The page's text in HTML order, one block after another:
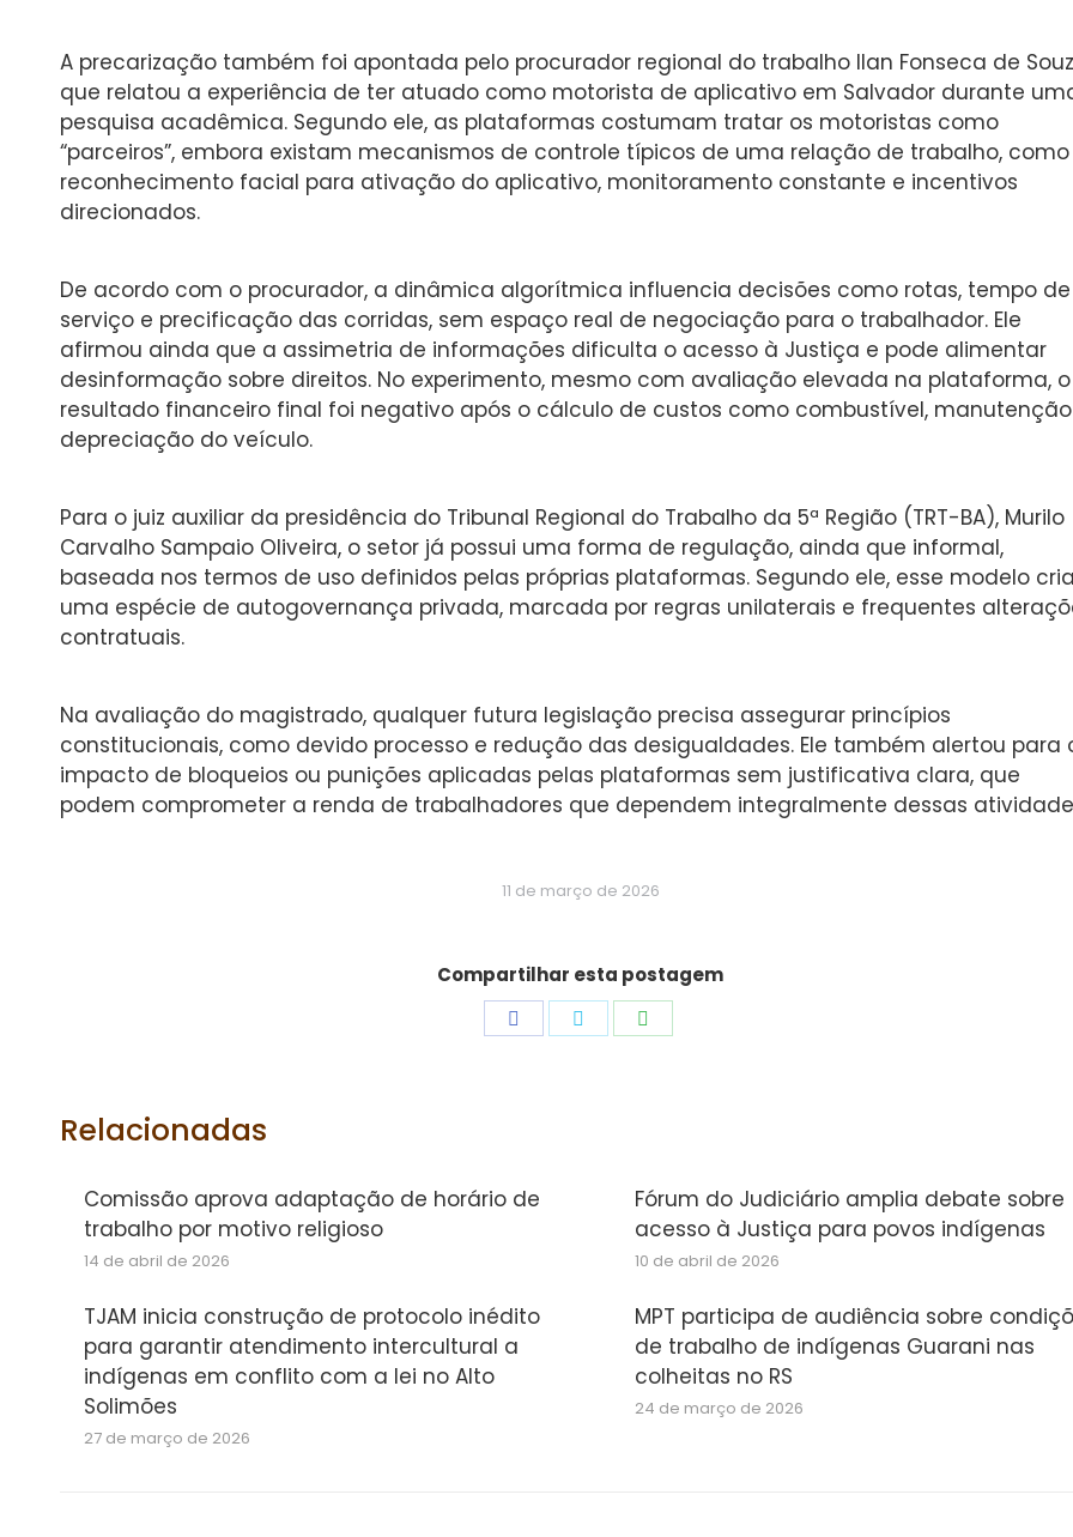
A precarização também foi apontada pelo procurador regional do trabalho Ilan Fonseca de
que relatou a experiência de ter atuado como motorista de aplicativo em Salvador durante
pesquisa acadêmica. Segundo ele, as plataformas costumam tratar os motoristas como
“parceiros”, embora existam mecanismos de controle típicos de uma relação de trabalho, como
reconhecimento facial para ativação do aplicativo, monitoramento constante e incentivos
direcionados.
De acordo com o procurador, a dinâmica algorítmica influencia decisões como rotas, tempo de
serviço e precificação das corridas, sem espaço real de negociação para o trabalhador. Ele
afirmou ainda que a assimetria de informações dificulta o acesso à Justiça e pode alimentar
desinformação sobre direitos. No experimento, mesmo com avaliação elevada na plataforma, o
resultado financeiro final foi negativo após o cálculo de custos como combustível,
depreciação do veículo.
Para o juiz auxiliar da presidência do Tribunal Regional do Trabalho da 5ª Região (TRT-BA), Murilo
Carvalho Sampaio Oliveira, o setor já possui uma forma de regulação, ainda que informal,
baseada nos termos de uso definidos pelas próprias plataformas. Segundo ele, esse modelo
uma espécie de autogovernança privada, marcada por regras unilaterais e frequentes
contratuais.
Na avaliação do magistrado, qualquer futura legislação precisa assegurar princípios
constitucionais, como devido processo e redução das desigualdades. Ele também alertou para
impacto de bloqueios ou punições aplicadas pelas plataformas sem justificativa clara, que
podem comprometer a renda de trabalhadores que dependem integralmente dessas
11 de março de 2026
Compartilhar esta postagem
Relacionadas
Comissão aprova adaptação de horário de
trabalho por motivo religioso
14 de abril de 2026
Fórum do Judiciário amplia debate sobre
acesso à Justiça para povos indígenas
10 de abril de 2026
TJAM inicia construção de protocolo inédito
para garantir atendimento intercultural a
indígenas em conflito com a lei no Alto
Solimões
27 de março de 2026
MPT participa de audiência sobre
de trabalho de indígenas Guarani nas
colheitas no RS
24 de março de 2026